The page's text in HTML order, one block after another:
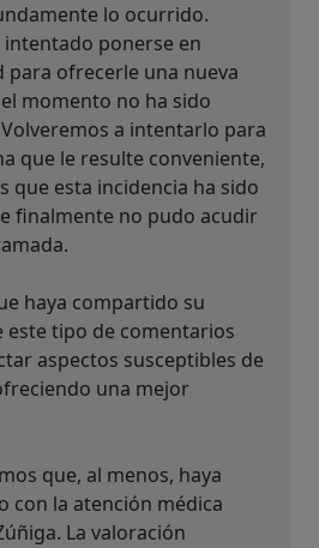
lo ocurrido.
ponerse en
para ofrecerle una nueva
momento no ha sido
a intentarlo para
que le resulte conveniente,
que esta incidencia ha sido
finalmente no pudo acudir
haya compartido su
este tipo de comentarios
aspectos susceptibles de
una mejor
que, al menos, haya
con la atención médica
La valoración